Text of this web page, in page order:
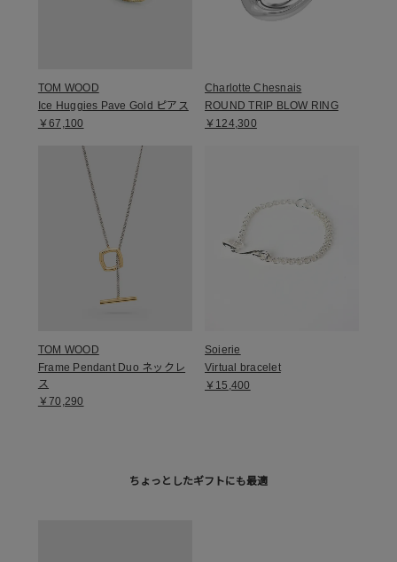
TOM WOOD
Ice Huggies Pave Gold ピアス
￥67,100
Charlotte Chesnais
ROUND TRIP BLOW RING
￥124,300
TOM WOOD
Frame Pendant Duo ネックレ
ス
￥70,290
Soierie
Virtual bracelet
￥15,400
ちょっとしたギフトにも最適